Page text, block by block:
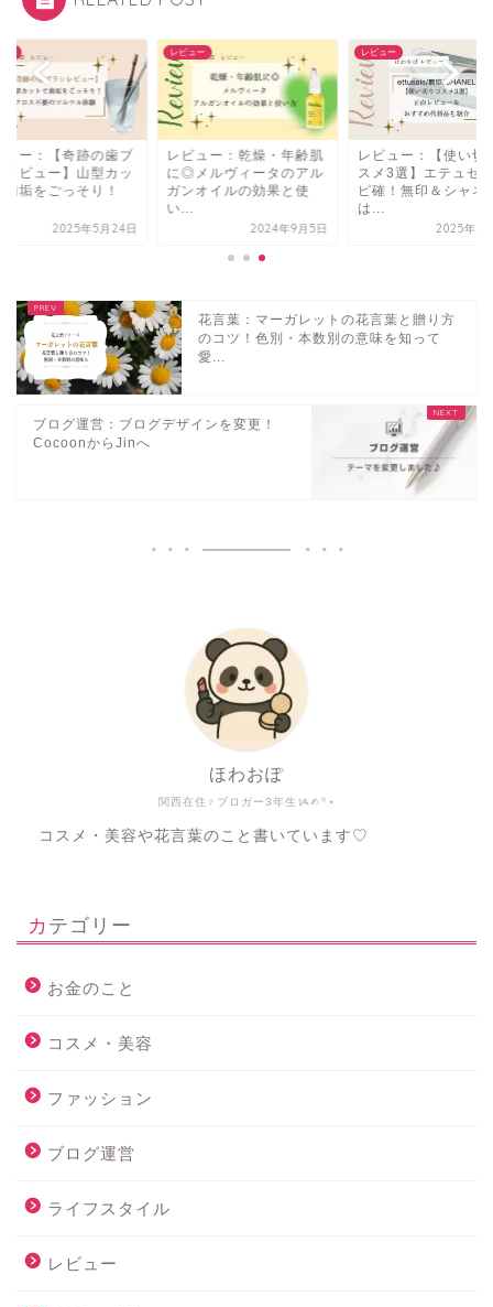
ュー：乾燥・年齢肌
ルヴィータのアル
オイルの効果と使
2024年9月5日
レビュー
レビュー：【使い切りコ
スメ3選】エテュセはリ
ピ確！無印＆シャネル
は...
2025年4月19日
レビュー
レビュー：【奇跡の
ラシレビュー】山型
トで歯垢をごっそり
フ...
2025年5
花言葉：マーガレットの花言葉と贈り方
のコツ！色別・本数別の意味を知って
愛...
ブログ運営：ブログデザインを変更！
CocoonからJinへ
関西在住♀ブロガー3年生ᝰ✍︎꙳⋆
ほわおぽ
コスメ・美容や花言葉のこと書いています♡
カテゴリー
お金のこと
コスメ・美容
ファッション
ブログ運営
ライフスタイル
レビュー